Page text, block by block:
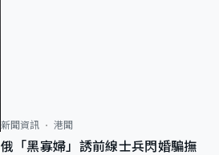
新聞資訊 港聞
俄「黑寡婦」誘前線士兵閃婚騙撫